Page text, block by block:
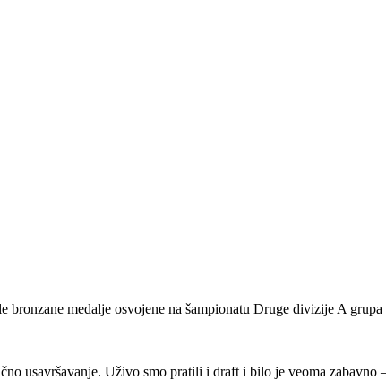
bronzane medalje osvojene na šampionatu Druge divizije A
usavršavanje. Uživo smo pratili i draft i bilo je veoma zabavno